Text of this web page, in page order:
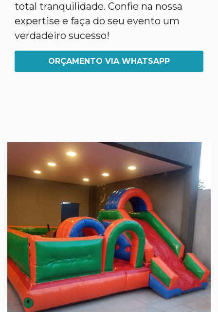
total tranquilidade. Confie na nossa
expertise e faça do seu evento um
verdadeiro sucesso!
ORÇAMENTO VIA WHATSAPP